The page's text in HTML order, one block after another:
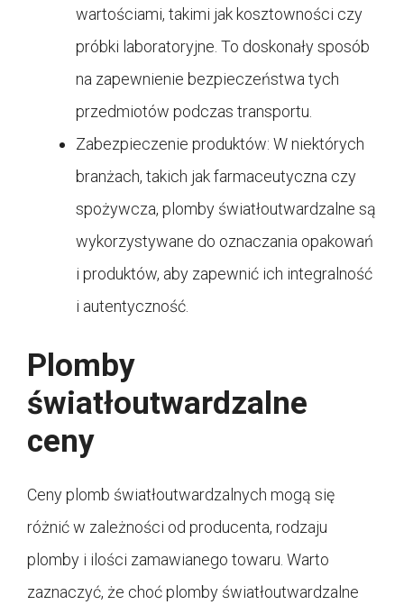
wartościami, takimi jak kosztowności czy
próbki laboratoryjne. To doskonały sposób
na zapewnienie bezpieczeństwa tych
przedmiotów podczas transportu.
Zabezpieczenie produktów: W niektórych
branżach, takich jak farmaceutyczna czy
spożywcza, plomby światłoutwardzalne są
wykorzystywane do oznaczania opakowań
i produktów, aby zapewnić ich integralność
i autentyczność.
Plomby
światłoutwardzalne
ceny
Ceny plomb światłoutwardzalnych mogą się
różnić w zależności od producenta, rodzaju
plomby i ilości zamawianego towaru. Warto
zaznaczyć, że choć plomby światłoutwardzalne